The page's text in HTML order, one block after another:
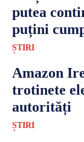
putea
puțini
ȘTIRI
Amazon
trotinete
autorități
ȘTIRI